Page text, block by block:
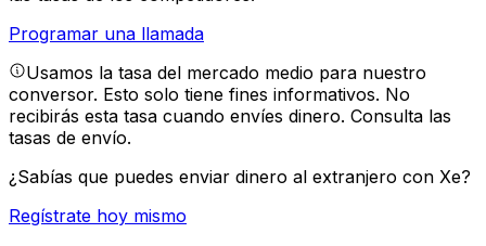
Programar una llamada
Usamos la tasa del mercado medio para nuestro
conversor. Esto solo tiene fines informativos. No
recibirás esta tasa cuando envíes dinero. Consulta las
tasas de envío.
¿Sabías que puedes enviar dinero al extranjero con Xe?
Regístrate hoy mismo